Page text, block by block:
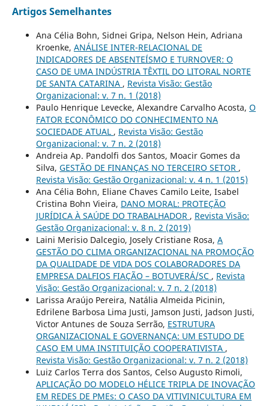
Artigos Semelhantes
Ana Célia Bohn, Sidnei Gripa, Nelson Hein, Adriana
Kroenke, ANÁLISE INTER-RELACIONAL DE
INDICADORES DE ABSENTEÍSMO E TURNOVER: O
CASO DE UMA INDÚSTRIA TÊXTIL DO LITORAL NORTE
DE SANTA CATARINA , Revista Visão: Gestão
Organizacional: v. 7 n. 1 (2018)
Paulo Henrique Levecke, Alexandre Carvalho Acosta, O
FATOR ECONÔMICO DO CONHECIMENTO NA
SOCIEDADE ATUAL , Revista Visão: Gestão
Organizacional: v. 7 n. 2 (2018)
Andreia Ap. Pandolfi dos Santos, Moacir Gomes da
Silva, GESTÃO DE FINANÇAS NO TERCEIRO SETOR ,
Revista Visão: Gestão Organizacional: v. 4 n. 1 (2015)
Ana Célia Bohn, Eliane Chaves Camilo Leite, Isabel
Cristina Bohn Vieira, DANO MORAL: PROTEÇÃO
JURÍDICA À SAÚDE DO TRABALHADOR , Revista Visão:
Gestão Organizacional: v. 8 n. 2 (2019)
Laini Merisio Dalcegio, Josely Cristiane Rosa, A
GESTÃO DO CLIMA ORGANIZACIONAL NA PROMOÇÃO
DA QUALIDADE DE VIDA DOS COLABORADORES DA
EMPRESA DALFIOS FIAÇÃO – BOTUVERÁ/SC , Revista
Visão: Gestão Organizacional: v. 7 n. 2 (2018)
Larissa Araújo Pereira, Natália Almeida Picinin,
Edrilene Barbosa Lima Justi, Jamson Justi, Jadson Justi,
Victor Antunes de Souza Serrão, ESTRUTURA
ORGANIZACIONAL E GOVERNANÇA: UM ESTUDO DE
CASO EM UMA INSTITUIÇÃO COOPERATIVISTA ,
Revista Visão: Gestão Organizacional: v. 7 n. 2 (2018)
Luiz Carlos Terra dos Santos, Celso Augusto Rimoli,
APLICAÇÃO DO MODELO HÉLICE TRIPLA DE INOVAÇÃO
EM REDES DE PMEs: O CASO DA VITIVINICULTURA EM